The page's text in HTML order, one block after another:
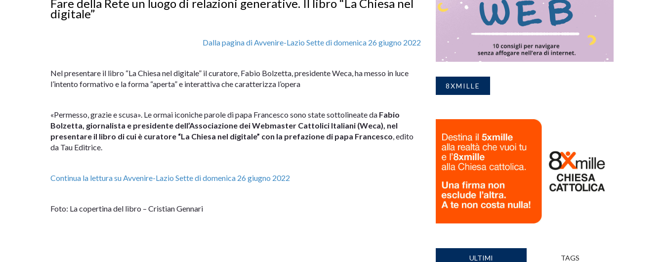
Fare della Rete un luogo di relazioni generative. Il libro “La Chiesa nel
digitale”
Dalla pagina di Avvenire-Lazio Sette di domenica 26 giugno 2022
Nel presentare il libro “La Chiesa nel digitale” il curatore, Fabio Bolzetta, presidente Weca, ha messo in luce
l’intento formativo e la forma “aperta” e interattiva che caratterizza l’opera
«Permesso, grazie e scusa». Le ormai iconiche parole di papa Francesco sono state sottolineate da Fabio
Bolzetta, giornalista e presidente dell’Associazione dei Webmaster Cattolici Italiani (Weca), nel
presentare il libro di cui è curatore “La Chiesa nel digitale” con la prefazione di papa Francesco , edito
da Tau Editrice.
Continua la lettura su Avvenire-Lazio Sette di domenica 26 giugno 2022
Foto: La copertina del libro – Cristian Gennari
8XMILLE
ULTIMI TAGS